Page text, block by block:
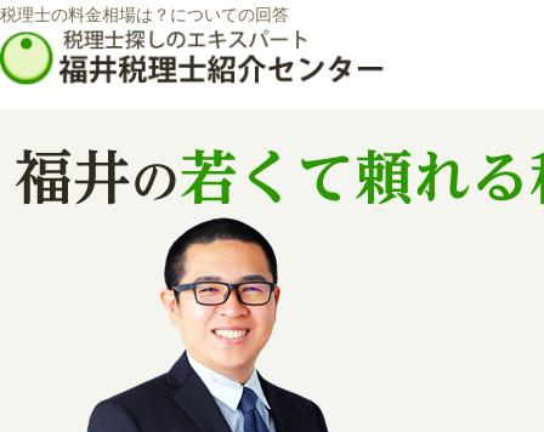
税理士の料金相場は？についての回答